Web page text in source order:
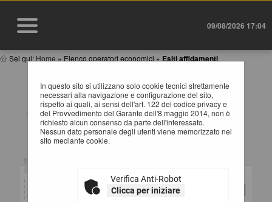
09/08/2026 17:04
Sei qui: Home » Elenco operatori economici » Esiti affidamenti
In questo sito si utilizzano solo cookie tecnici strettamente
necessari alla navigazione e configurazione del sito,
rispetto ai quali, ai sensi dell'art. 122 del codice privacy e
del Provvedimento del Garante dell'8 maggio 2014, non è
richiesto alcun consenso da parte dell'interessato.
Nessun dato personale degli utenti viene memorizzato nel
sito mediante cookie.
Verifica Anti-Robot
Clicca per iniziare
ESITI AFFIDAMENTI
All'interno di questa sezione è possibile consultare gli
esiti di gare, condotte mediante l'utilizzo di elenco
operatori economici secondo i tempi previsti dalla
normativa dei contratti.
Stazione
appaltante :